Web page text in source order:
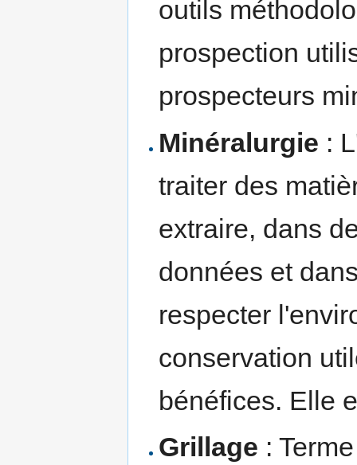
outils
prospection
prospecteurs
Minéralurgie :
traiter des
extraire, dans
données et
respecter
conservation
bénéfices. Elle
Grillage :